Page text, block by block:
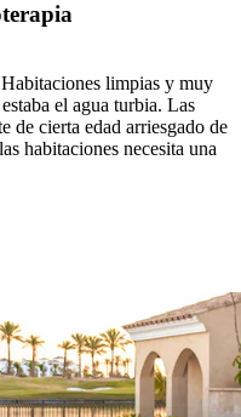
limpias y muy
el agua turbia. Las
de cierta edad arriesgado de
habitaciones necesita una